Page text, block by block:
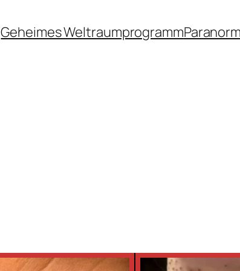
Geheimes Weltraumprogramm